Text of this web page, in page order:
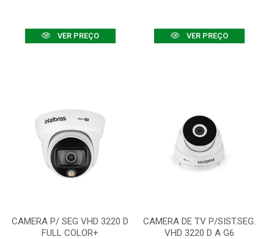
VER PREÇO VER PREÇO
CAMERA P/ SEG VHD 3220 D
FULL COLOR+
CAMERA DE TV P/SIST.SEG.
VHD 3220 D A G6